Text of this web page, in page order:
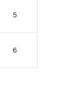
5
6